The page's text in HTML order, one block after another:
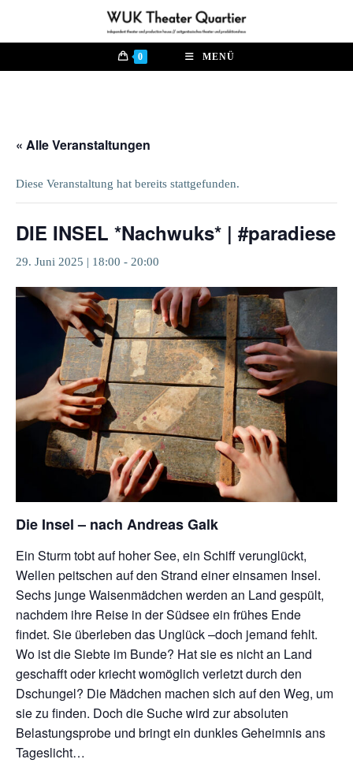
springen
0 MENÜ
« Alle Veranstaltungen
Diese Veranstaltung hat bereits stattgefunden.
DIE INSEL *Nachwuks* | #paradiese
29. Juni 2025 | 18:00 - 20:00
Die Insel – nach Andreas Galk
Ein Sturm tobt auf hoher See, ein Schiff verunglückt,
Wellen peitschen auf den Strand einer einsamen Insel.
Sechs junge Waisenmädchen werden an Land gespült,
nachdem ihre Reise in der Südsee ein frühes Ende
findet. Sie überleben das Unglück –doch jemand fehlt.
Wo ist die Siebte im Bunde? Hat sie es nicht an Land
geschafft oder kriecht womöglich verletzt durch den
Dschungel? Die Mädchen machen sich auf den Weg, um
sie zu finden. Doch die Suche wird zur absoluten
Belastungsprobe und bringt ein dunkles Geheimnis ans
Tageslicht…